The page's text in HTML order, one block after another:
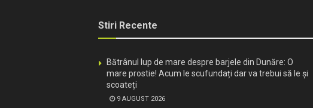
Stiri Recente
Bătrânul lup de mare despre barjele din Dunăre: O
mare prostie! Acum le scufundați dar va trebui să le și
scoateți
9 AUGUST 2026